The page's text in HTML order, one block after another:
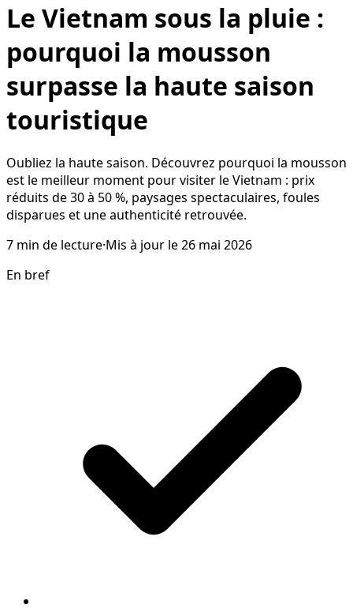
Le Vietnam sous la pluie :
pourquoi la mousson
surpasse la haute saison
touristique
Oubliez la haute saison. Découvrez pourquoi la mousson
est le meilleur moment pour visiter le Vietnam : prix
réduits de 30 à 50 %, paysages spectaculaires, foules
disparues et une authenticité retrouvée.
7 min de lecture·Mis à jour le26 mai 2026
En bref